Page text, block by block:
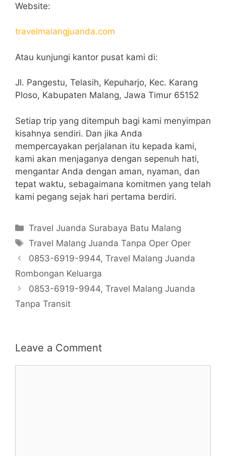
Website:
travelmalangjuanda.com
Atau kunjungi kantor pusat kami di:
Jl. Pangestu, Telasih, Kepuharjo, Kec. Karang
Ploso, Kabupaten Malang, Jawa Timur 65152
Setiap trip yang ditempuh bagi kami menyimpan
kisahnya sendiri. Dan jika Anda
mempercayakan perjalanan itu kepada kami,
kami akan menjaganya dengan sepenuh hati,
mengantar Anda dengan aman, nyaman, dan
tepat waktu, sebagaimana komitmen yang telah
kami pegang sejak hari pertama berdiri.
Categories
Travel Juanda Surabaya Batu Malang
Tags
Travel Malang Juanda Tanpa Oper Oper
0853-6919-9944, Travel Malang Juanda
Rombongan Keluarga
0853-6919-9944, Travel Malang Juanda
Tanpa Transit
Leave a Comment